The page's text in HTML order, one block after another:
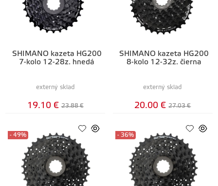
SHIMANO kazeta HG200
7-kolo 12-28z. hnedá
externý sklad
19.10 € 23.88 €
SHIMANO kazeta HG200
8-kolo 12-32z. čierna
externý sklad
20.00 € 27.03 €
- 49% - 36%